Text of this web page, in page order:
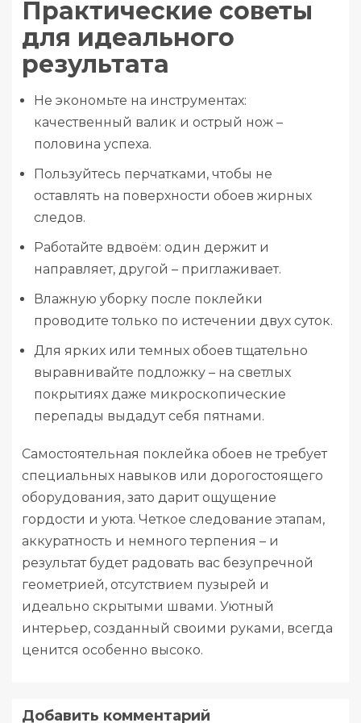
Практические советы
для идеального
результата
Не экономьте на инструментах:
качественный валик и острый нож –
половина успеха.
Пользуйтесь перчатками, чтобы не
оставлять на поверхности обоев жирных
следов.
Работайте вдвоём: один держит и
направляет, другой – приглаживает.
Влажную уборку после поклейки
проводите только по истечении двух суток.
Для ярких или темных обоев тщательно
выравнивайте подложку – на светлых
покрытиях даже микроскопические
перепады выдадут себя пятнами.
Самостоятельная поклейка обоев не требует
специальных навыков или дорогостоящего
оборудования, зато дарит ощущение
гордости и уюта. Четкое следование этапам,
аккуратность и немного терпения – и
результат будет радовать вас безупречной
геометрией, отсутствием пузырей и
идеально скрытыми швами. Уютный
интерьер, созданный своими руками, всегда
ценится особенно высоко.
Добавить комментарий